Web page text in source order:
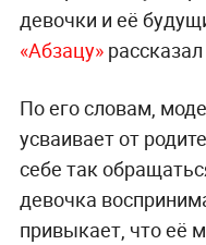
девочки и её
«Абзацу»
По его словам,
усваивает от
себе так
девочка
привыкает, что её